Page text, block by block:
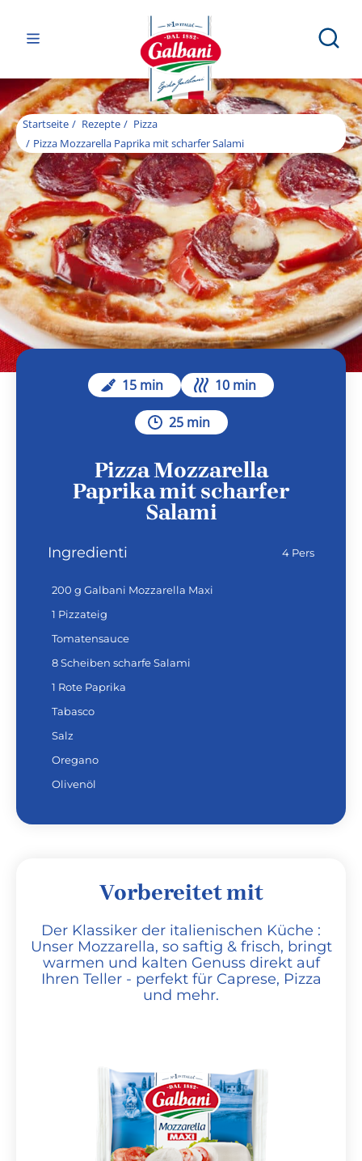
Startseite Rezepte
Pizza
Pizza Mozzarella Paprika mit scharfer Salami
15 min 10 min
25 min
Pizza Mozzarella
Paprika mit scharfer
Salami
Ingredienti 4 Pers
200 g Galbani Mozzarella Maxi
1 Pizzateig
Tomatensauce
8 Scheiben scharfe Salami
1 Rote Paprika
Tabasco
Salz
Oregano
Olivenöl
Vorbereitet mit
Der Klassiker der italienischen Küche :
Unser Mozzarella, so saftig & frisch, bringt
warmen und kalten Genuss direkt auf
Ihren Teller - perfekt für Caprese, Pizza
und mehr.